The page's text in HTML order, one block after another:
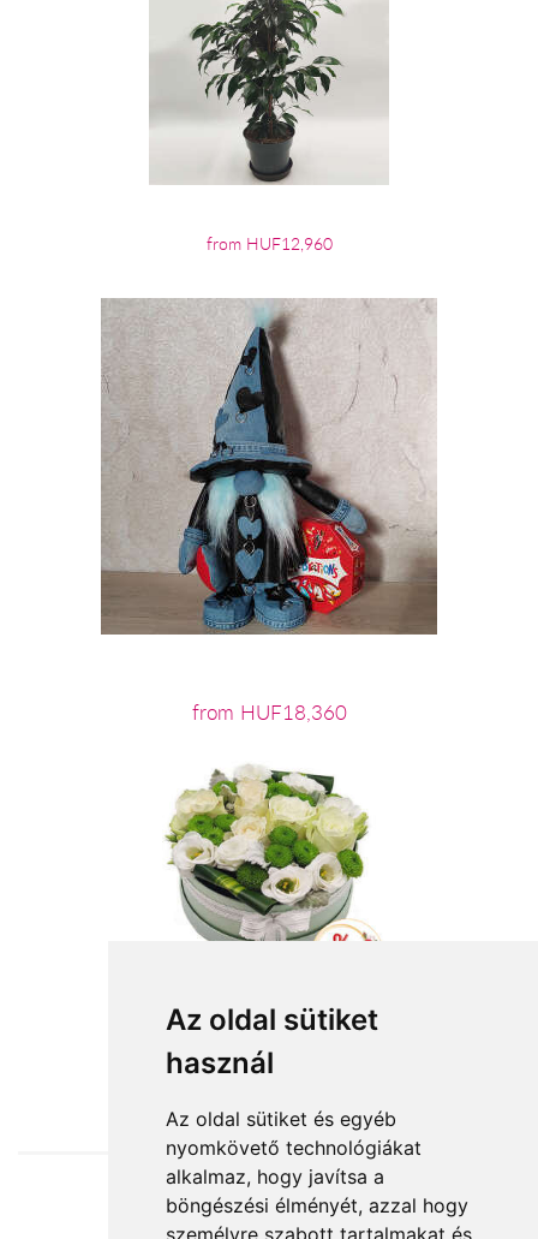
Az oldal sütiket
használ
Az oldal sütiket és egyéb
nyomkövető technológiákat
alkalmaz, hogy javítsa a
böngészési élményét, azzal hogy
személyre szabott tartalmakat és
from HUF12,960
from HUF18,360
from HUF24,960
Accepted payment methods